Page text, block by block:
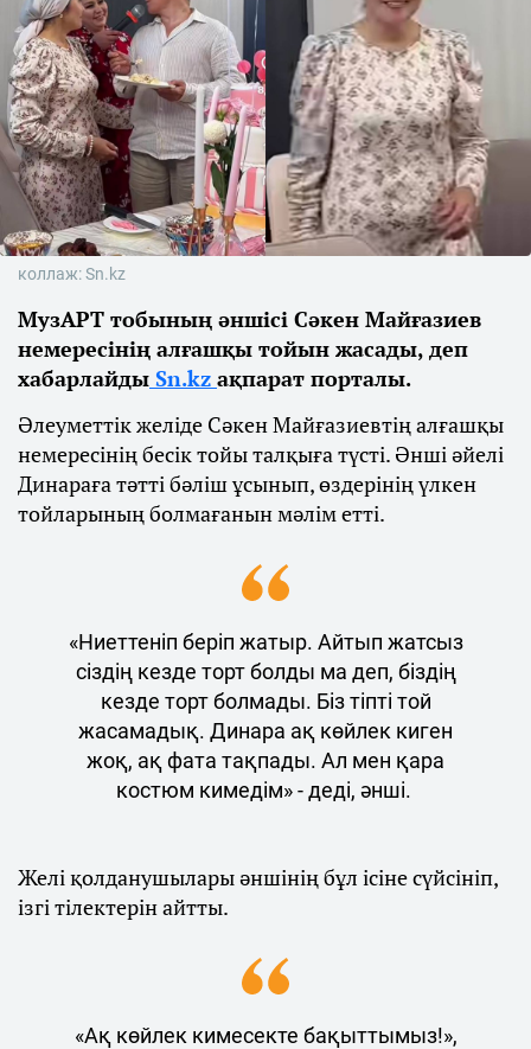
коллаж: Sn.kz
МузАРТ тобының әншісі Сәкен Майғазиев
немересінің алғашқы тойын жасады, деп
хабарлайды Sn.kz ақпарат порталы.
Әлеуметтік желіде Сәкен Майғазиевтің алғашқы
немересінің бесік тойы талқыға түсті. Әнші әйелі
Динараға тәтті бәліш ұсынып, өздерінің үлкен
тойларының болмағанын мәлім етті.
«Ниеттеніп беріп жатыр. Айтып жатсыз
сіздің кезде торт болды ма деп, біздің
кезде торт болмады. Біз тіпті той
жасамадық. Динара ақ көйлек киген
жоқ, ақ фата тақпады. Ал мен қара
костюм кимедім» - деді, әнші.
Желі қолданушылары әншінің бұл ісіне сүйсініп,
ізгі тілектерін айтты.
«Ақ көйлек кимесекте бақыттымыз!»,